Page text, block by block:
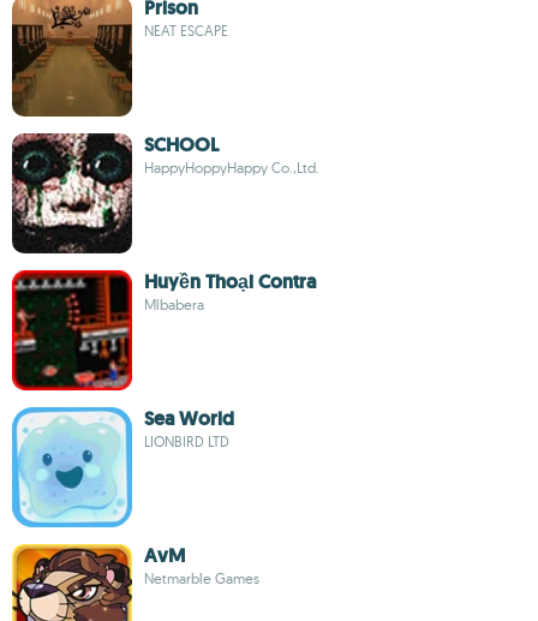
Prison
NEAT ESCAPE
SCHOOL
HappyHoppyHappy Co.,Ltd.
Huyền Thoại Contra
Mlbabera
Sea World
LIONBIRD LTD
AvM
Netmarble Games